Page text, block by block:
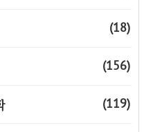
(18)
(156)
(119)